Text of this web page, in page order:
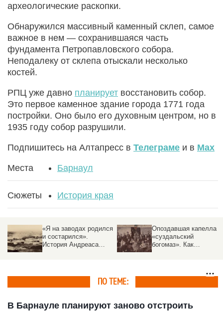
археологические раскопки.
Обнаружился массивный каменный склеп, самое
важное в нем — сохранившаяся часть
фундамента Петропавловского собора.
Неподалеку от склепа отыскали несколько
костей.
РПЦ уже давно планирует восстановить собор.
Это первое каменное здание города 1771 года
постройки. Оно было его духовным центром, но в
1935 году собор разрушили.
Подпишитесь на Алтапресс в Телеграме и в Max
Места Барнаул
Сюжеты История края
«Я на заводах родился
и состарился».
История Андреаса
промышленностью
Опоздавшая капелла и
«суздальский
богомаз». Как
ПО ТЕМЕ:
В Барнауле планируют заново отстроить